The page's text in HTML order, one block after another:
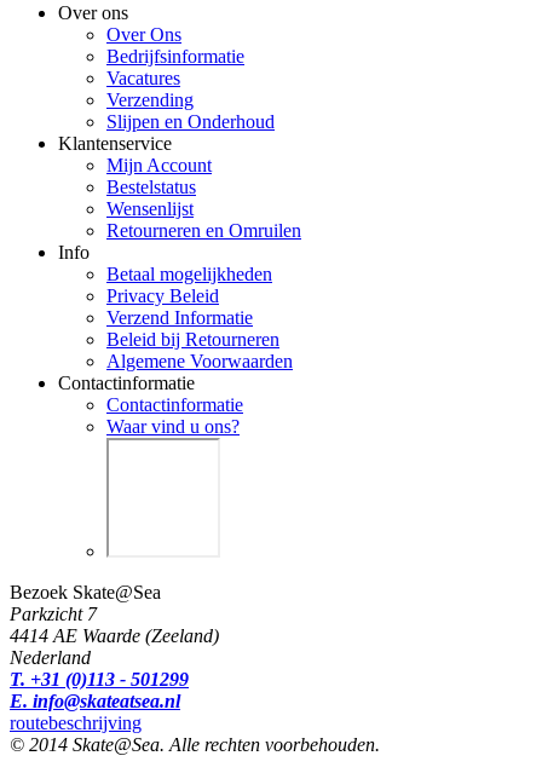
Over ons
Over Ons
Bedrijfsinformatie
Vacatures
Verzending
Slijpen en Onderhoud
Klantenservice
Mijn Account
Bestelstatus
Wensenlijst
Retourneren en Omruilen
Info
Betaal mogelijkheden
Privacy Beleid
Verzend Informatie
Beleid bij Retourneren
Algemene Voorwaarden
Contactinformatie
Contactinformatie
Waar vind u ons?
Bezoek Skate@Sea
Parkzicht 7
4414 AE Waarde (Zeeland)
Nederland
T. +31 (0)113 - 501299
E. info@skateatsea.nl
routebeschrijving
© 2014 Skate@Sea. Alle rechten voorbehouden.